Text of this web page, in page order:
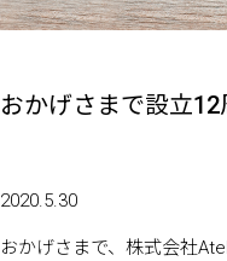
おかげさまで設立12
2020.5.30
おかげさまで、株式会社